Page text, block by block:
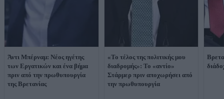
Άντι Μπέρναμ: Νέος ηγέτης
των Εργατικών και ένα βήμα
πριν από την πρωθυπουργία
της Βρετανίας
«Το τέλος της πολιτικής μου
διαδρομής»: Το «αντίο»
Στάρμερ πριν αποχωρήσει από
την πρωθυπουργία